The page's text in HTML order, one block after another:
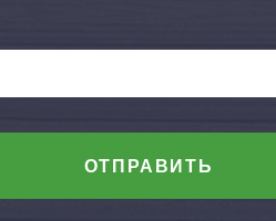
ОТПРАВИТЬ